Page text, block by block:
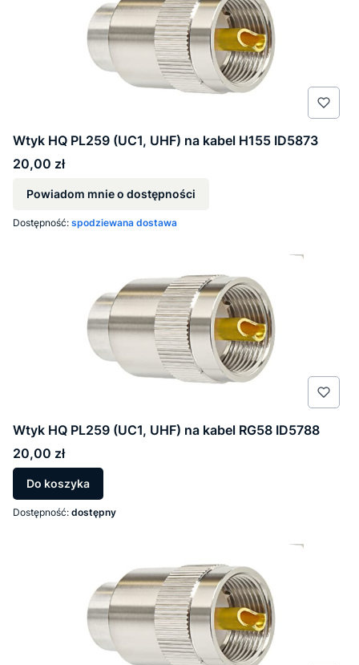
Wtyk HQ PL259 (UC1, UHF) na kabel H155 ID5873
Cena
20,00 zł
Powiadom mnie o dostępności
Dostępność: spodziewana dostawa
Wtyk HQ PL259 (UC1, UHF) na kabel RG58 ID5788
Cena
20,00 zł
Do koszyka
Dostępność: dostępny